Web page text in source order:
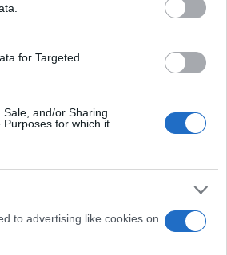
for Targeted
and/or Sharing
for which it
to advertising like cookies on
ha
si affacciano
alcune delle
alta qualità è un
ma anche da
Patrimonio
e Manarola